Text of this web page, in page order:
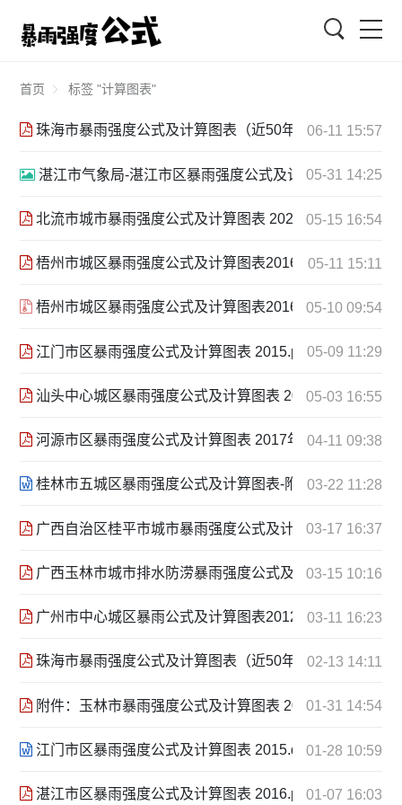
首页 标签 "计算图表"
珠海市暴雨强度公式及计算图表（近50年）高清版 2015
06-11 15:57
湛江市气象局-湛江市区暴雨强度公式及计算图表05-31 14:25
北流市城市暴雨强度公式及计算图表 2024年4月.pdf
05-15 16:54
梧州市城区暴雨强度公式及计算图表2016年11月.pdf
05-11 15:11
梧州市城区暴雨强度公式及计算图表201611.rar05-10 09:54
江门市区暴雨强度公式及计算图表 2015.pdf05-09 11:29
汕头中心城区暴雨强度公式及计算图表 2015.pdf05-03 16:55
河源市区暴雨强度公式及计算图表 2017年5月 .pdf
04-11 09:38
桂林市五城区暴雨强度公式及计算图表-附件（修改
03-22 11:28
广西自治区桂平市城市暴雨强度公式及计算图表03-17 16:37
广西玉林市城市排水防涝暴雨强度公式及计算图表 2024-
03-15 10:16
广州市中心城区暴雨公式及计算图表2012年.pdf03-11 16:23
珠海市暴雨强度公式及计算图表（近50年）2015年4月
02-13 14:11
附件：玉林市暴雨强度公式及计算图表 2017年11月.pdf
01-31 14:54
江门市区暴雨强度公式及计算图表 2015.doc01-28 10:59
湛江市区暴雨强度公式及计算图表 2016.pdf01-07 16:03